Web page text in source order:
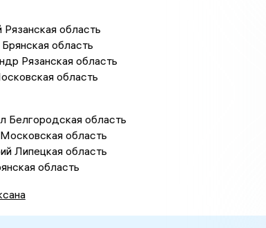
область
область
Рязанская область
область
Белгородская область
область
Липецкая область
область